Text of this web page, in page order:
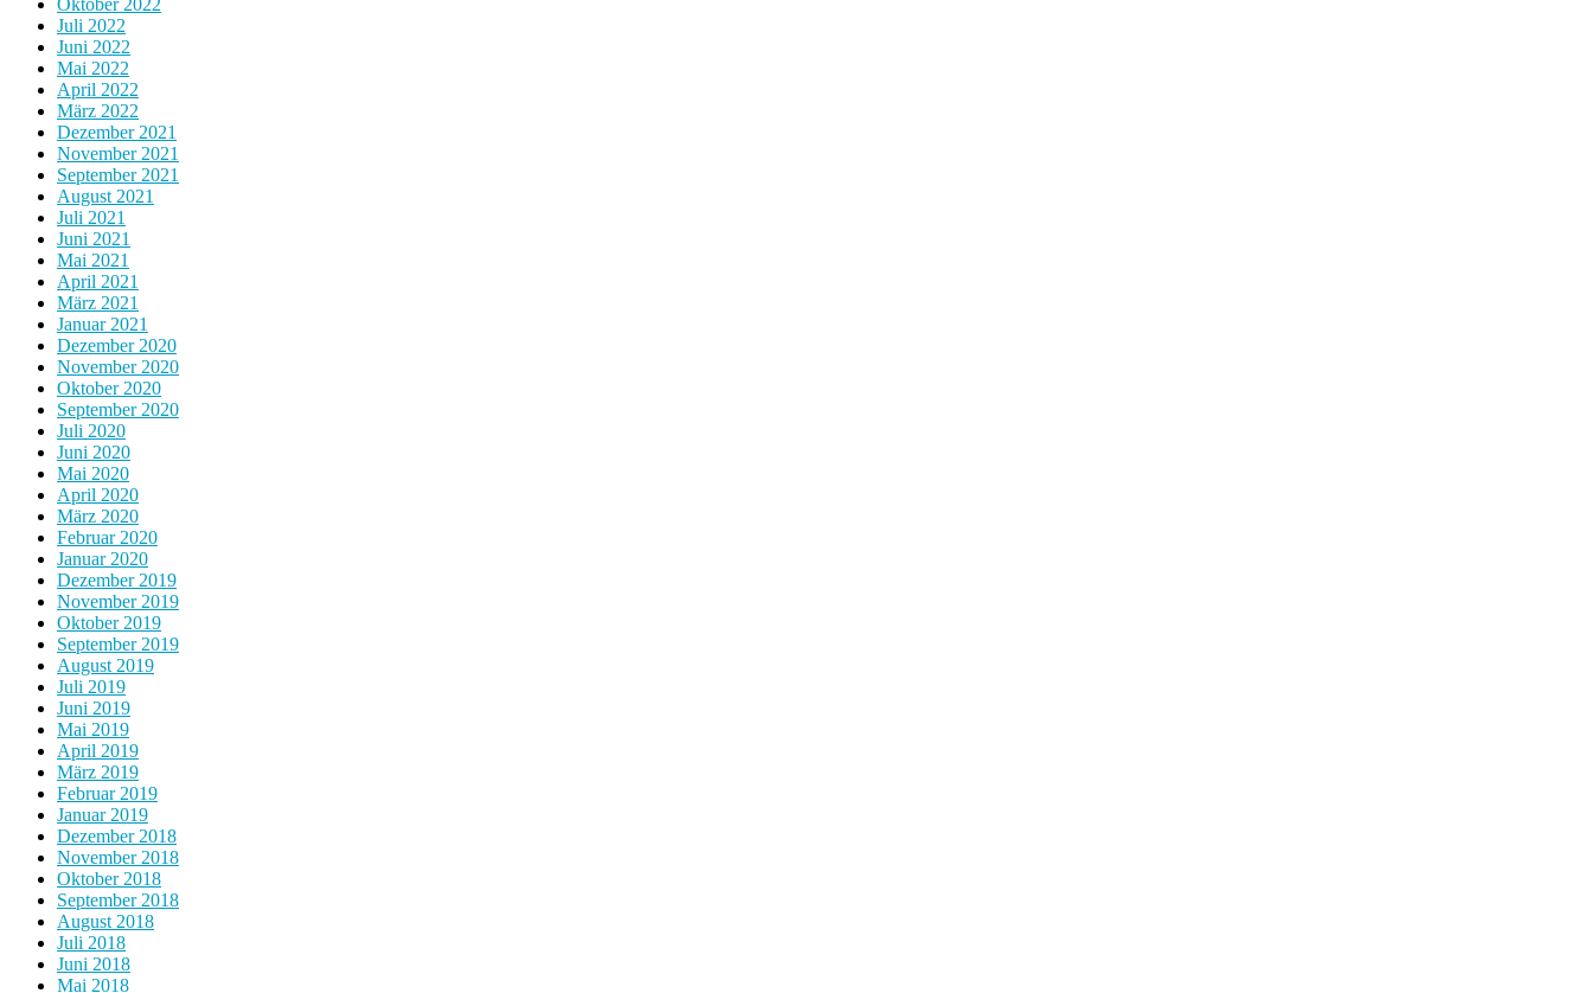
Oktober 2022
Juli 2022
Juni 2022
Mai 2022
April 2022
März 2022
Dezember 2021
November 2021
September 2021
August 2021
Juli 2021
Juni 2021
Mai 2021
April 2021
März 2021
Januar 2021
Dezember 2020
November 2020
Oktober 2020
September 2020
Juli 2020
Juni 2020
Mai 2020
April 2020
März 2020
Februar 2020
Januar 2020
Dezember 2019
November 2019
Oktober 2019
September 2019
August 2019
Juli 2019
Juni 2019
Mai 2019
April 2019
März 2019
Februar 2019
Januar 2019
Dezember 2018
November 2018
Oktober 2018
September 2018
August 2018
Juli 2018
Juni 2018
Mai 2018